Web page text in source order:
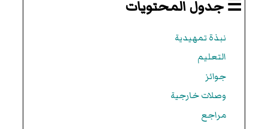
☰ جدول المحتويات
نبذة تمهيدية
التعليم
جوائز
وصلات خارجية
مراجع